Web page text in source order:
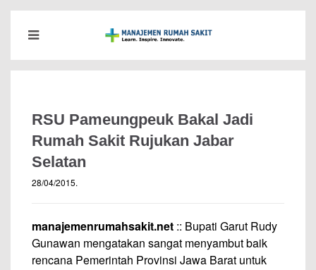
RSU Pameungpeuk Bakal Jadi
Rumah Sakit Rujukan Jabar
Selatan
28/04/2015.
manajemenrumahsakit.net :: Bupati Garut Rudy
Gunawan mengatakan sangat menyambut baik
rencana Pemerintah Provinsi Jawa Barat untuk